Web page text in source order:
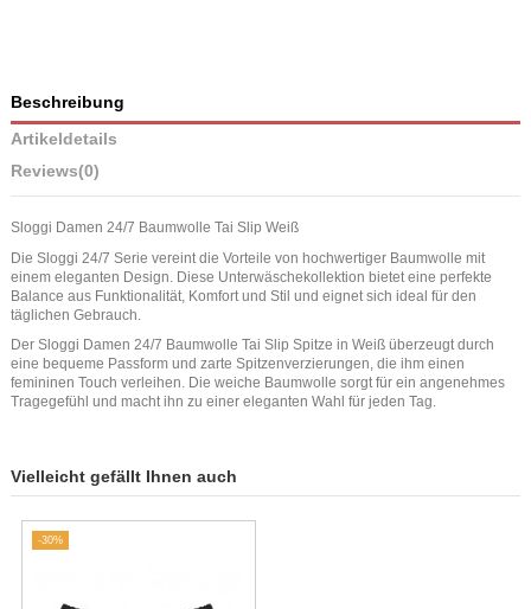
Beschreibung
Artikeldetails
Reviews(0)
Sloggi Damen 24/7 Baumwolle Tai Slip Weiß
Die Sloggi 24/7 Serie vereint die Vorteile von hochwertiger Baumwolle mit
einem eleganten Design. Diese Unterwäschekollektion bietet eine perfekte
Balance aus Funktionalität, Komfort und Stil und eignet sich ideal für den
täglichen Gebrauch.
Der Sloggi Damen 24/7 Baumwolle Tai Slip Spitze in Weiß überzeugt durch
eine bequeme Passform und zarte Spitzenverzierungen, die ihm einen
femininen Touch verleihen. Die weiche Baumwolle sorgt für ein angenehmes
Tragegefühl und macht ihn zu einer eleganten Wahl für jeden Tag.
Vielleicht gefällt Ihnen auch
-30%